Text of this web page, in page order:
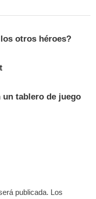
otros héroes?
tablero de juego
publicada. Los